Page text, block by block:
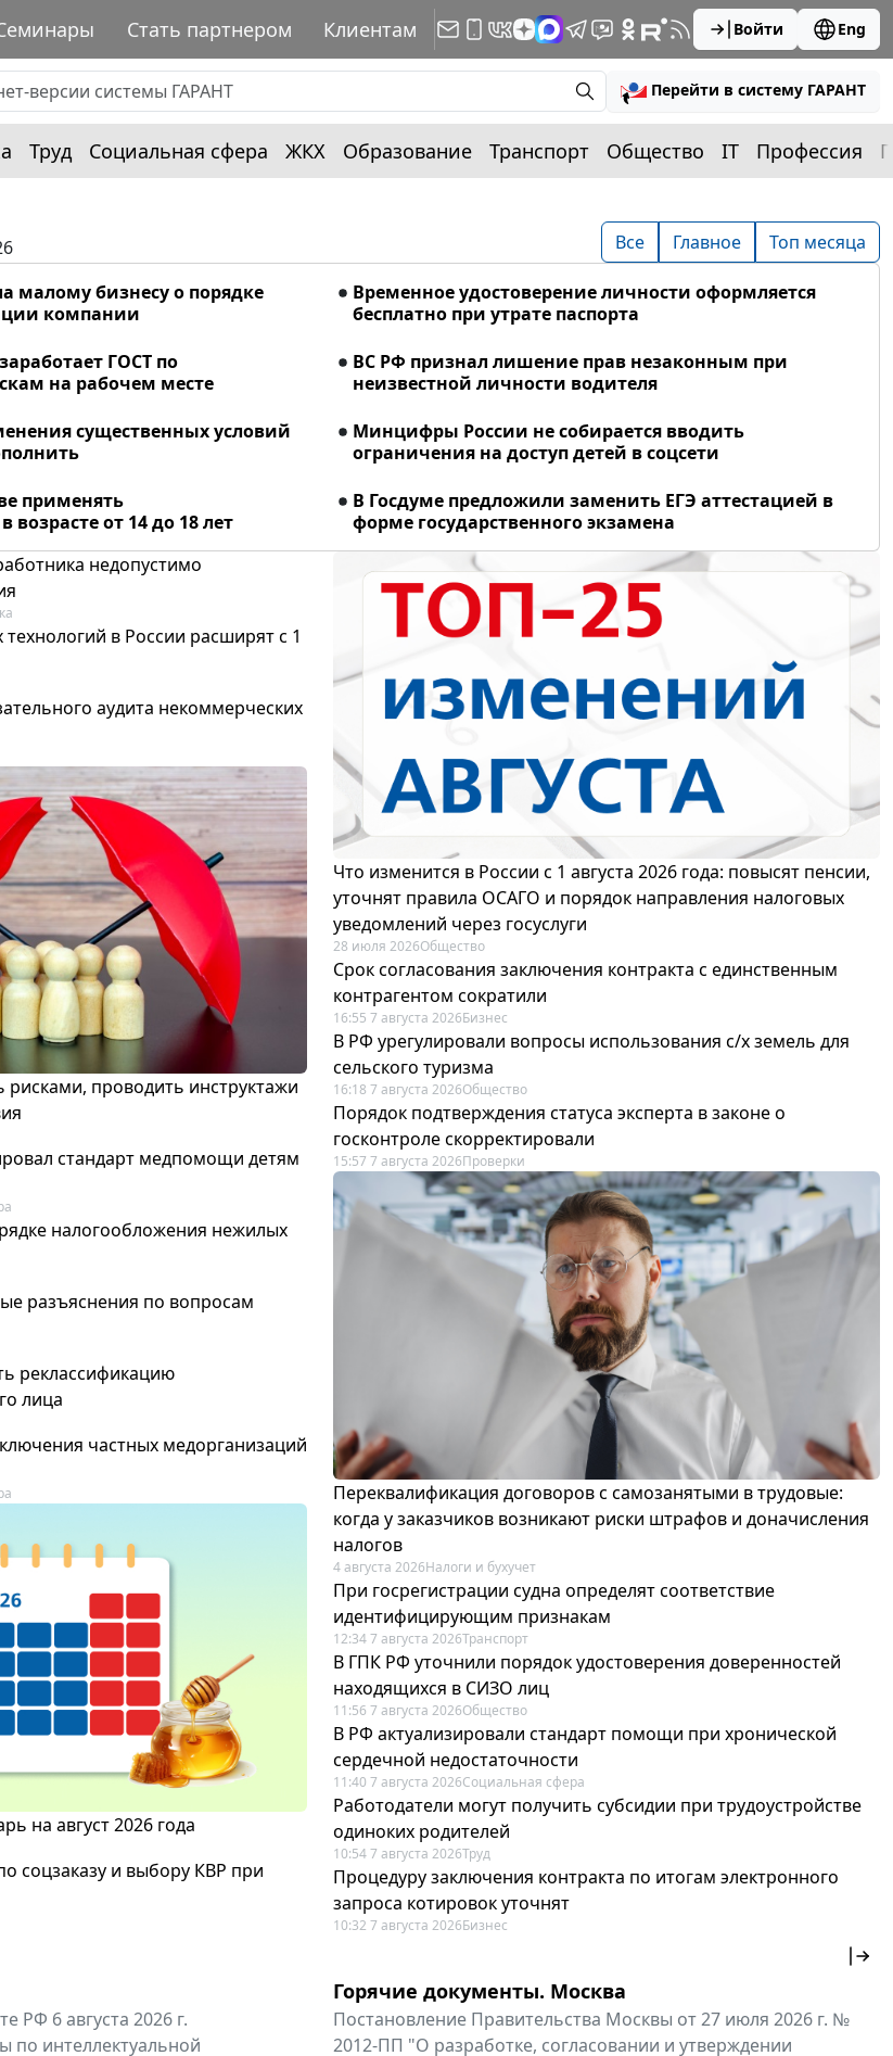
Стать партнером Клиентам Войти Eng
Перейти в систему ГАРАНТ
Труд Социальная сфера ЖКХ Образование Транспорт Общество IT Профессия
Все Главное Топ месяца
малому бизнесу о порядке
компании
Временное удостоверение личности оформляется
бесплатно при утрате паспорта
ГОСТ по
на рабочем месте
ВС РФ признал лишение прав незаконным при
неизвестной личности водителя
существенных условий
Минцифры России не собирается вводить
ограничения на доступ детей в соцсети
применять
от 14 до 18 лет
В Госдуме предложили заменить ЕГЭ аттестацией в
форме государственного экзамена
недопустимо
в России расширят с 1
аудита некоммерческих
рисками, проводить инструктажи
стандарт медпомощи детям
налогообложения нежилых
разъяснения по вопросам
реклассификацию
лица
частных медорганизаций
на август 2026 года
соцзаказу и выбору КВР при
Что изменится в России с 1 августа 2026 года: повысят пенсии,
уточнят правила ОСАГО и порядок направления налоговых
уведомлений через госуслуги
28 июля 2026Общество
Срок согласования заключения контракта с единственным
контрагентом сократили
16:55 7 августа 2026Бизнес
В РФ урегулировали вопросы использования с/х земель для
сельского туризма
16:18 7 августа 2026Общество
Порядок подтверждения статуса эксперта в законе о
госконтроле скорректировали
15:57 7 августа 2026Проверки
Переквалификация договоров с самозанятыми в трудовые:
когда у заказчиков возникают риски штрафов и доначисления
налогов
4 августа 2026Налоги и бухучет
При госрегистрации судна определят соответствие
идентифицирующим признакам
12:34 7 августа 2026Транспорт
В ГПК РФ уточнили порядок удостоверения доверенностей
находящихся в СИЗО лиц
11:56 7 августа 2026Общество
В РФ актуализировали стандарт помощи при хронической
сердечной недостаточности
11:40 7 августа 2026Социальная сфера
Работодатели могут получить субсидии при трудоустройстве
одиноких родителей
10:54 7 августа 2026Труд
Процедуру заключения контракта по итогам электронного
запроса котировок уточнят
10:32 7 августа 2026Бизнес
РФ 6 августа 2026 г.
по интеллектуальной
Горячие документы. Москва
Постановление Правительства Москвы от 27 июля 2026 г. №
2012-ПП "О разработке, согласовании и утверждении